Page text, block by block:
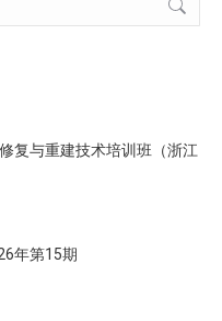
复与重建技术培训班（浙江
年第15期